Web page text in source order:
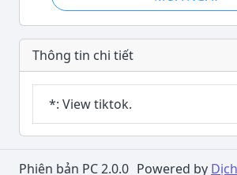
Thông tin chi tiết
*: View tiktok.
Phiên bản PC 2.0.0 Powered by